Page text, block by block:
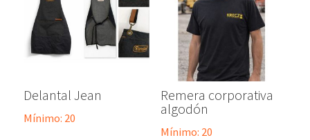
Delantal Jean
Mínimo: 20
Remera corporativa
algodón
Mínimo: 20